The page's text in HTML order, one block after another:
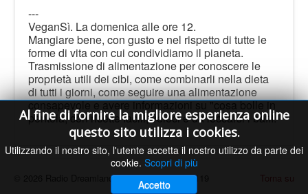
---
VeganSì. La domenica alle ore 12.
Mangiare bene, con gusto e nel rispetto di tutte le
forme di vita con cui condividiamo il pianeta.
Trasmissione di alimentazione per conoscere le
proprietà utili dei cibi, come combinarli nella dieta
di tutti i giorni, come seguire una alimentazione
consapevole e avere informazioni su "cosa bolle in
pentola, con ricette facili, veloci e da leccarsi i baffi.
Al fine di fornire la migliore esperienza online
questo sito utilizza i cookies.
Utilizzando il nostro sito, l'utente accetta il nostro utilizzo da parte dei
cookie. Scopri di più
Accetto
© 2026 Radio Dreamland - Licenza SIAE n. 9119